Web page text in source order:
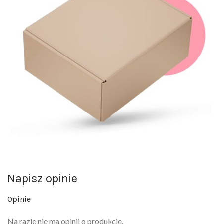
Opinie
Napisz pierwszą opinię o „Zestaw prezerwatyw – mix